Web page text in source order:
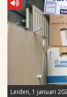
Leiden, 1 januari